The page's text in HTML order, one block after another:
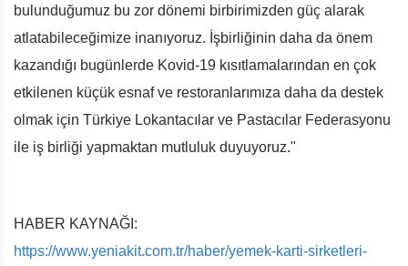
bulunduğumuz bu zor dönemi birbirimizden güç alarak
atlatabileceğimize inanıyoruz. İşbirliğinin daha da önem
kazandığı bugünlerde Kovid-19 kısıtlamalarından en çok
etkilenen küçük esnaf ve restoranlarımıza daha da destek
olmak için Türkiye Lokantacılar ve Pastacılar Federasyonu
ile iş birliği yapmaktan mutluluk duyuyoruz."
HABER KAYNAĞI:
https://www.yeniakit.com.tr/haber/yemek-karti-sirketleri-